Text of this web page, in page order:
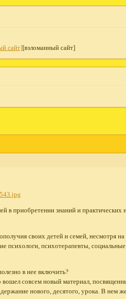
сайт] [взломанный сайт]
в приобретении знаний и практических
своих детей и семей, несмотря
психотерапевты, социальные
в нее включить?
вошел совсем новый материал,
нового, десятого, урока. В нем